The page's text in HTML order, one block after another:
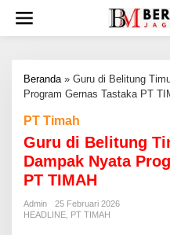
w
Beranda» Guru di Belitung
Program Gernas Tastaka PT
PT Timah
Guru di Belitung
Dampak Nyata
PT TIMAH
Admin
25 Februari 2026
HEADLINE PT TIMAH